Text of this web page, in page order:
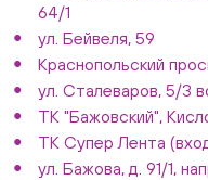
64/1
ул. Бейвеля, 59
Краснопольский
ул. Сталеваров, 5/3
ТК "Бажовский",
ТК Супер Лента
ул. Бажова, д. 91/1,